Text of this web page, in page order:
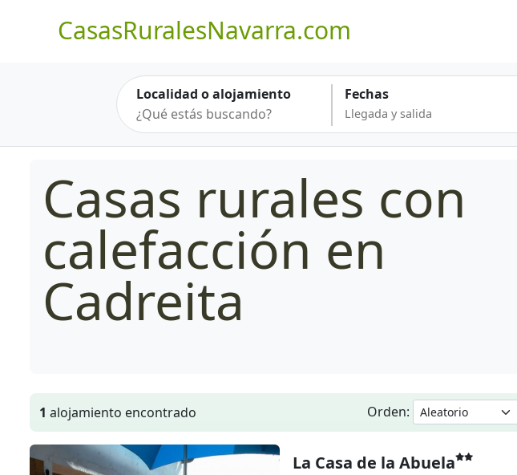
CasasRuralesNavarra.com
Localidad o alojamiento Fechas
Casas rurales con
calefacción en
Cadreita
1 alojamiento encontrado Orden:
La Casa de la Abuela